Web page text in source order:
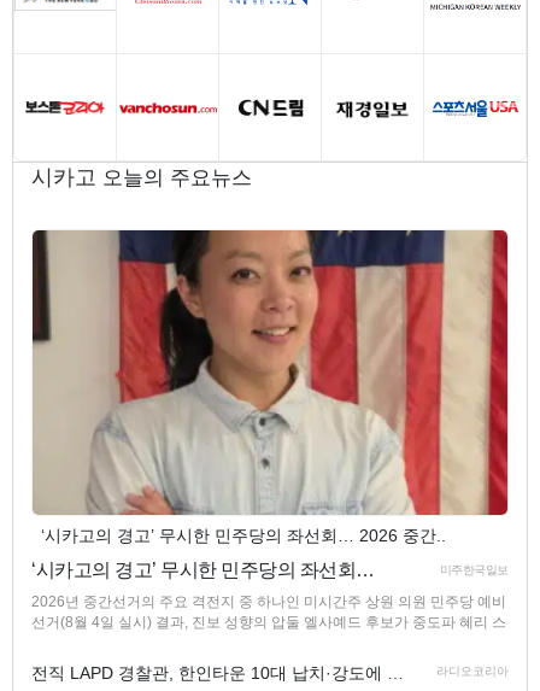
시카고 오늘의 주요뉴스
‘시카고의 경고’ 무시한 민주당의 좌선회… 2026 중간..
미주한국일보
‘시카고의 경고’ 무시한 민주당의 좌선회…
2026년 중간선거의 주요 격전지 중 하나인 미시간주 상원 의원 민주당 예비
선거(8월 4일 실시) 결과, 진보 성향의 압둘 엘사예드 후보가 중도파 혜리 스
라디오코리아
전직 LAPD 경찰관, 한인타운 10대 납치·강도에 종신형